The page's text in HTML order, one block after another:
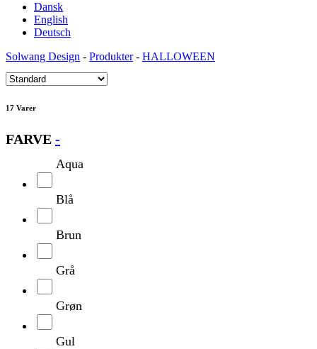
Dansk
English
Deutsch
Solwang Design - Produkter- HALLOWEEN
17 Varer
FARVE -
Aqua
Blå
Brun
Grå
Grøn
Gul